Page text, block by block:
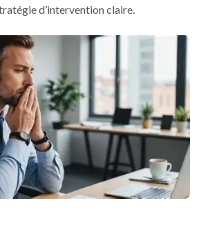
d’intervention claire.